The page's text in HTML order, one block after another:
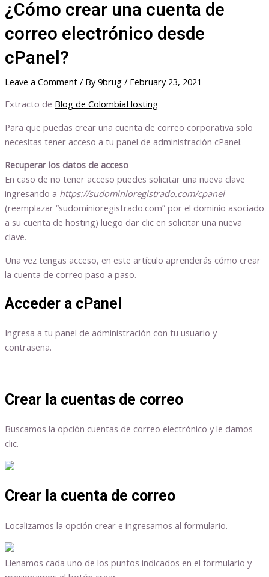
¿Cómo crear una cuenta de
correo electrónico desde
cPanel?
Leave a Comment / By9brug / February 23, 2021
Extracto de Blog de ColombiaHosting
Para que puedas crear una cuenta de correo corporativa solo
necesitas tener acceso a tu panel de administración cPanel.
Recuperar los datos de acceso
En caso de no tener acceso puedes solicitar una nueva clave
ingresando a https://sudominioregistrado.com/cpanel
(reemplazar “sudominioregistrado.com” por el dominio asociado
a su cuenta de hosting) luego dar clic en solicitar una nueva
clave.
Una vez tengas acceso, en este artículo aprenderás cómo crear
la cuenta de correo paso a paso.
Acceder a cPanel
Ingresa a tu panel de administración con tu usuario y
contraseña.
Crear la cuentas de correo
Buscamos la opción cuentas de correo electrónico y le damos
clic.
Crear la cuenta de correo
Localizamos la opción crear e ingresamos al formulario.
Llenamos cada uno de los puntos indicados en el formulario y